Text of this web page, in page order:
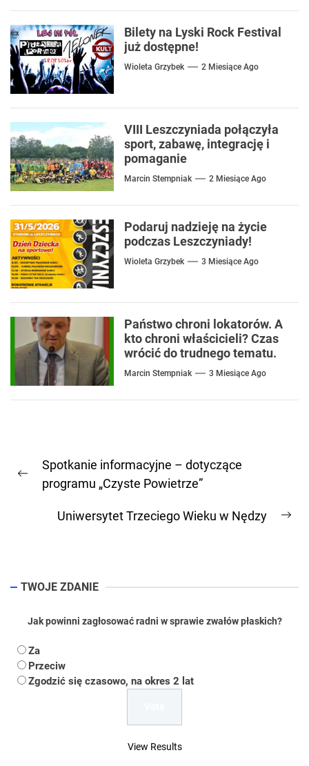
Bilety na Lyski Rock Festival
już dostępne!
Wioleta Grzybek 2 Miesiące Ago
VIII Leszczyniada połączyła
sport, zabawę, integrację i
pomaganie
Marcin Stempniak 2 Miesiące Ago
Podaruj nadzieję na życie
podczas Leszczyniady!
Wioleta Grzybek 3 Miesiące Ago
Państwo chroni lokatorów. A
kto chroni właścicieli? Czas
wrócić do trudnego tematu.
Marcin Stempniak 3 Miesiące Ago
wpisu
Previous
Spotkanie informacyjne – dotyczące
programu „Czyste Powietrze”
Uniwersytet Trzeciego Wieku w Nędzy
TWOJE ZDANIE
Jak powinni zagłosować radni w sprawie zwałów płaskich?
Za
Przeciw
Zgodzić się czasowo, na okres 2 lat
View Results